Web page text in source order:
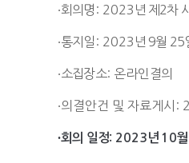
∙회의명 : 2023 년 제 2차
∙통지일 : 2023 년 9월 25
∙소집장소: 온라인 결의
∙의결안건 및 자료게시 :
∙회의 일정: 2023 년 10